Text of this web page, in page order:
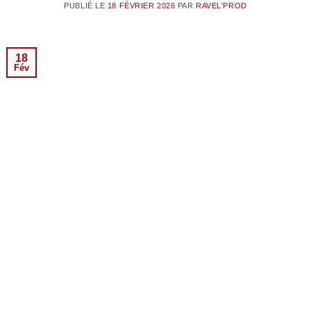
PUBLIÉ LE 18 FÉVRIER 2026 PARRAVEL'PROD
18
Fév